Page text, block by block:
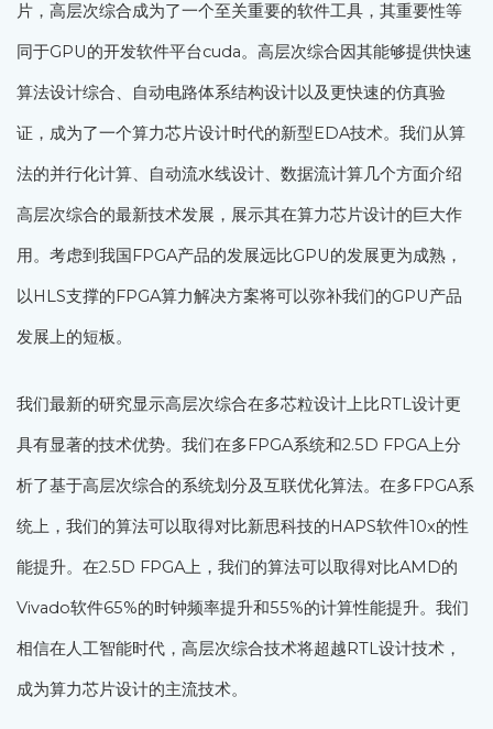
片，高层次综合成为了一个至关重要的软件工具，其重要性等
同于GPU的开发软件平台cuda。高层次综合因其能够提供快速
算法设计综合、自动电路体系结构设计以及更快速的仿真验
证，成为了一个算力芯片设计时代的新型EDA技术。我们从算
法的并行化计算、自动流水线设计、数据流计算几个方面介绍
高层次综合的最新技术发展，展示其在算力芯片设计的巨大作
用。考虑到我国FPGA产品的发展远比GPU的发展更为成熟，
以HLS支撑的FPGA算力解决方案将可以弥补我们的GPU产品
发展上的短板。
我们最新的研究显示高层次综合在多芯粒设计上比RTL设计更
具有显著的技术优势。我们在多FPGA系统和2.5D FPGA上分
析了基于高层次综合的系统划分及互联优化算法。在多FPGA系
统上，我们的算法可以取得对比新思科技的HAPS软件10x的性
能提升。在2.5D FPGA上，我们的算法可以取得对比AMD的
Vivado软件65%的时钟频率提升和55%的计算性能提升。我们
相信在人工智能时代，高层次综合技术将超越RTL设计技术，
成为算力芯片设计的主流技术。